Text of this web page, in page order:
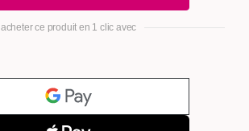
acheter ce produit en 1 clic avec